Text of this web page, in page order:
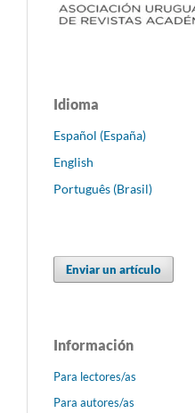
Idioma
Español (España)
English
Português (Brasil)
Enviar un artículo
Información
Para lectores/as
Para autores/as